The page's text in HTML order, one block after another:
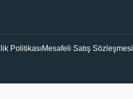
PolitikasıMesafeli Satış Sözleşmesi